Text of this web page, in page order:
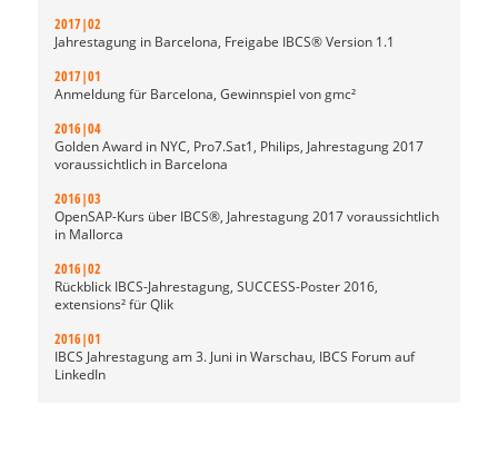
2017|02
Jahrestagung in Barcelona, Freigabe IBCS® Version 1.1
2017|01
Anmeldung für Barcelona, Gewinnspiel von gmc²
2016|04
Golden Award in NYC, Pro7.Sat1, Philips, Jahrestagung 2017
voraussichtlich in Barcelona
2016|03
OpenSAP-Kurs über IBCS®, Jahrestagung 2017 voraussichtlich
in Mallorca
2016|02
Rückblick IBCS-Jahrestagung, SUCCESS-Poster 2016,
extensions² für Qlik
2016|01
IBCS Jahrestagung am 3. Juni in Warschau, IBCS Forum auf
LinkedIn